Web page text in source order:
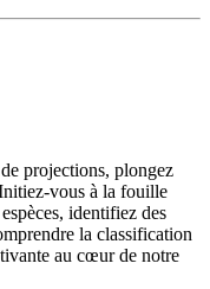
projections, plongez
vous à la fouille
identifiez des
la classification
au cœur de notre